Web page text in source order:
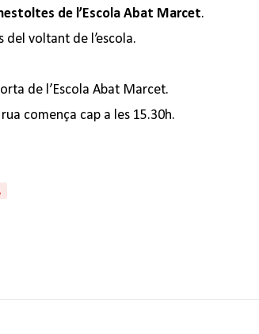
de l’Escola Abat Marcet.
del voltant de l’escola.
de l’Escola Abat Marcet.
comença cap a les 15.30h.